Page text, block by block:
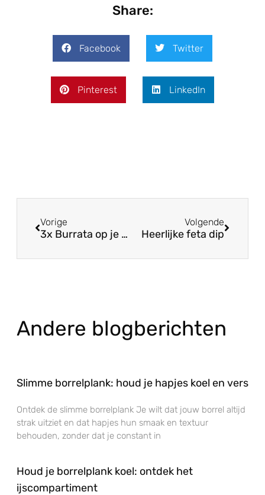
Share:
Facebook Twitter
Pinterest LinkedIn
Vorige
3x Burrata op je Antipasti borrelplank!
Volgende
Heerlijke feta dip
Andere blogberichten
Slimme borrelplank: houd je hapjes koel en vers
Ontdek de slimme borrelplank Je wilt dat jouw borrel altijd
strak uitziet en dat hapjes hun smaak en textuur
behouden, zonder dat je constant in
Houd je borrelplank koel: ontdek het
ijscompartiment